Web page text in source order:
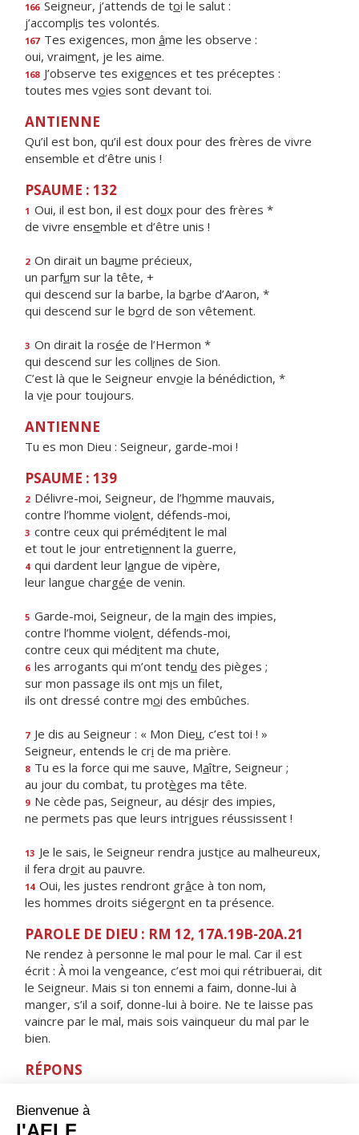
166 Seigneur, j’attends de toi le salut :
j’accomplis tes volontés.
167 Tes exigences, mon âme les observe :
oui, vraiment, je les aime.
168 J’observe tes exigences et tes préceptes :
toutes mes voies sont devant toi.
ANTIENNE
Qu’il est bon, qu’il est doux pour des frères de vivre
ensemble et d’être unis !
PSAUME : 132
1 Oui, il est bon, il est doux pour des frères *
de vivre ensemble et d’être unis !
2 On dirait un baume précieux,
un parfum sur la tête, +
qui descend sur la barbe, la barbe d’Aaron, *
qui descend sur le bord de son vêtement.
3 On dirait la rosée de l’Hermon *
qui descend sur les collines de Sion.
C’est là que le Seigneur envoie la bénédiction, *
la vie pour toujours.
ANTIENNE
Tu es mon Dieu : Seigneur, garde-moi !
PSAUME : 139
2 Délivre-moi, Seigneur, de l’homme mauvais,
contre l’homme violent, défends-moi,
3 contre ceux qui préméditent le mal
et tout le jour entretiennent la guerre,
4 qui dardent leur langue de vipère,
leur langue chargée de venin.
5 Garde-moi, Seigneur, de la main des impies,
contre l’homme violent, défends-moi,
contre ceux qui méditent ma chute,
6 les arrogants qui m’ont tendu des pièges ;
sur mon passage ils ont mis un filet,
ils ont dressé contre moi des embûches.
7 Je dis au Seigneur : « Mon Dieu, c’est toi ! »
Seigneur, entends le cri de ma prière.
8 Tu es la force qui me sauve, Maître, Seigneur ;
au jour du combat, tu protèges ma tête.
9 Ne cède pas, Seigneur, au désir des impies,
ne permets pas que leurs intrigues réussissent !
13 Je le sais, le Seigneur rendra justice au malheureux,
il fera droit au pauvre.
14 Oui, les justes rendront grâce à ton nom,
les hommes droits siégeront en ta présence.
PAROLE DE DIEU : RM 12, 17A.19B-20A.21
Ne rendez à personne le mal pour le mal. Car il est
écrit : À moi la vengeance, c’est moi qui rétribuerai, dit
le Seigneur. Mais si ton ennemi a faim, donne-lui à
manger, s’il a soif, donne-lui à boire. Ne te laisse pas
vaincre par le mal, mais sois vainqueur du mal par le
bien.
RÉPONS
sa justice pour ceux qui gardent son alliance.